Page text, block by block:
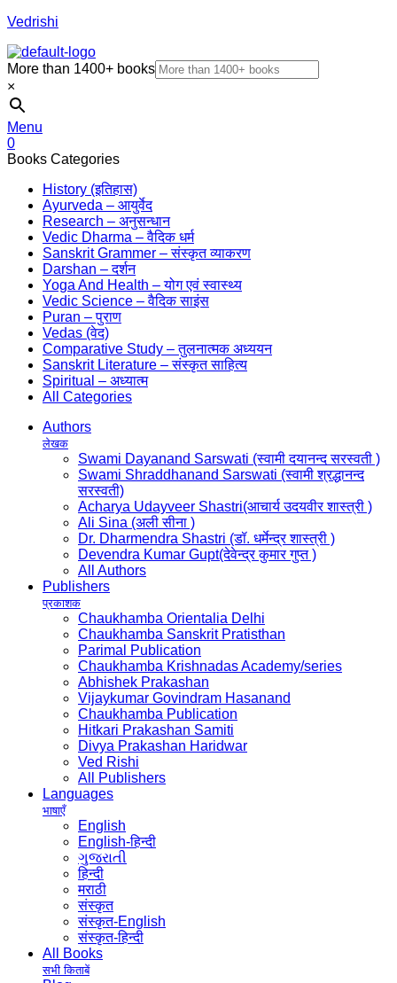
Vedrishi
More than 1400+ books
×
Menu
0
Books Categories
History (इतिहास)
Ayurveda – आयुर्वेद
Research – अनुसन्धान
Vedic Dharma – वैदिक धर्म
Sanskrit Grammer – संस्कृत व्याकरण
Darshan – दर्शन
Yoga And Health – योग एवं स्वास्थ्य
Vedic Science – वैदिक साइंस
Puran – पुराण
Vedas (वेद)
Comparative Study – तुलनात्मक अध्ययन
Sanskrit Literature – संस्कृत साहित्य
Spiritual – अध्यात्म
All Categories
Authors
लेखक
Swami Dayanand Sarswati (स्वामी दयानन्द सरस्वती )
Swami Shraddhanand Sarswati (स्वामी श्रद्धानन्द
सरस्वती)
Acharya Udayveer Shastri(आचार्य उदयवीर शास्त्री )
Ali Sina (अली सीना )
Dr. Dharmendra Shastri (डॉ. धर्मेन्द्र शास्त्री )
Devendra Kumar Gupt(देवेन्द्र कुमार गुप्त )
All Authors
Publishers
प्रकाशक
Chaukhamba Orientalia Delhi
Chaukhamba Sanskrit Pratisthan
Parimal Publication
Chaukhamba Krishnadas Academy/series
Abhishek Prakashan
Vijaykumar Govindram Hasanand
Chaukhamba Publication
Hitkari Prakashan Samiti
Divya Prakashan Haridwar
Ved Rishi
All Publishers
Languages
भाषाएँ
English
English-हिन्दी
ગુજરાતી
हिन्दी
मराठी
संस्कृत
संस्कृत-English
संस्कृत-हिन्दी
All Books
सभी किताबें